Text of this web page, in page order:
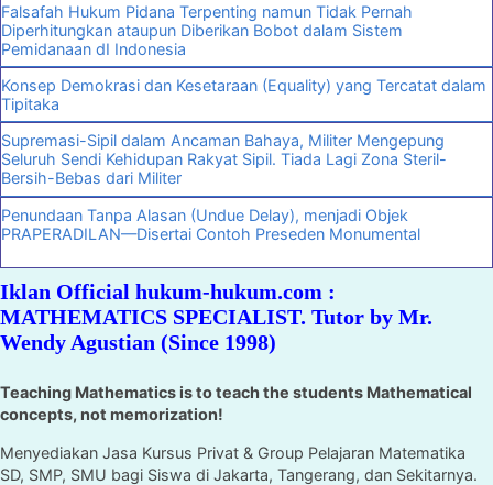
Falsafah Hukum Pidana Terpenting namun Tidak Pernah
Diperhitungkan ataupun Diberikan Bobot dalam Sistem
Pemidanaan dI Indonesia
Konsep Demokrasi dan Kesetaraan (Equality) yang Tercatat dalam
Tipitaka
Supremasi-Sipil dalam Ancaman Bahaya, Militer Mengepung
Seluruh Sendi Kehidupan Rakyat Sipil. Tiada Lagi Zona Steril-
Bersih-Bebas dari Militer
Penundaan Tanpa Alasan (Undue Delay), menjadi Objek
PRAPERADILAN—Disertai Contoh Preseden Monumental
Iklan Official hukum-hukum.com :
MATHEMATICS SPECIALIST. Tutor by Mr.
Wendy Agustian (Since 1998)
Teaching Mathematics is to teach the students Mathematical
concepts, not memorization!
Menyediakan Jasa Kursus Privat & Group Pelajaran Matematika
SD, SMP, SMU bagi Siswa di Jakarta, Tangerang, dan Sekitarnya.